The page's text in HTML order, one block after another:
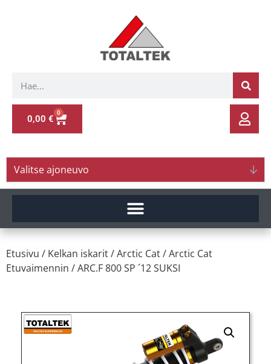
0,00 €
0
Valitse ajoneuvo
Etusivu / Kelkan iskarit/Arctic Cat/Arctic Cat
Etuvaimennin / ARC.F 800 SP ´12 SUKSI